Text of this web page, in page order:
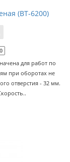
(BT-6200)
для работ по
при оборотах не
отверстия - 32 мм.